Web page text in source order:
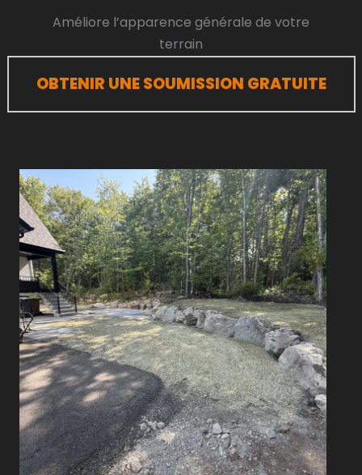
Améliore l’apparence générale de votre
terrain
OBTENIR UNE SOUMISSION GRATUITE